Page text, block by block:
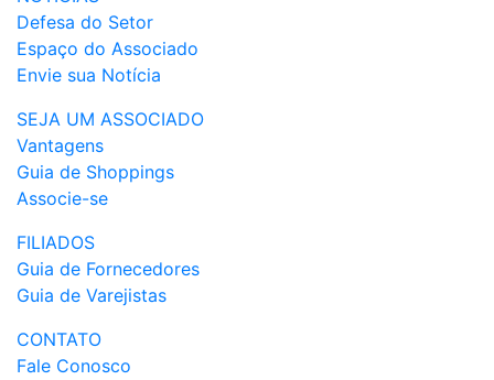
Defesa do Setor
Espaço do Associado
Envie sua Notícia
SEJA UM ASSOCIADO
Vantagens
Guia de Shoppings
Associe-se
FILIADOS
Guia de Fornecedores
Guia de Varejistas
CONTATO
Fale Conosco